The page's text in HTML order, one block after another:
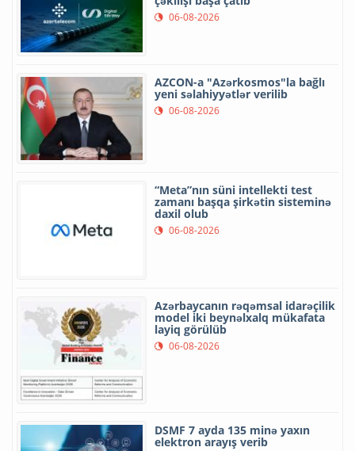
06-08-2026
AZCON-a "Azərkosmos"la bağlı
yeni səlahiyyətlər verilib
06-08-2026
“Meta”nın süni intellekti test
zamanı başqa şirkətin sisteminə
daxil olub
06-08-2026
Azərbaycanın rəqəmsal idarəçilik
model iki beynəlxalq mükafata
layiq görülüb
06-08-2026
DSMF 7 ayda 135 minə yaxın
elektron arayış verib